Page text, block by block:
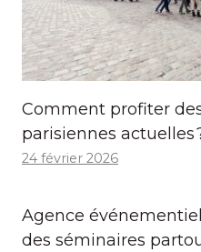
Comment profiter
parisiennes actuelles
24 février 2026
Agence
des séminaires